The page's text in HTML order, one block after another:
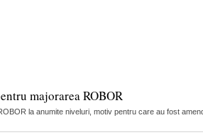
majorarea ROBOR
la anumite niveluri, motiv pentru care au fost